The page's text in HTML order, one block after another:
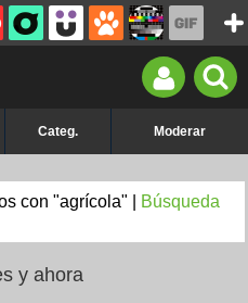
Categ. Moderar
con "agrícola" |
Búsqueda
y ahora